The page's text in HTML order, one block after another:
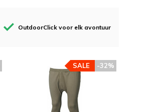
OutdoorClick voor elk avontuur
-32%
SALE